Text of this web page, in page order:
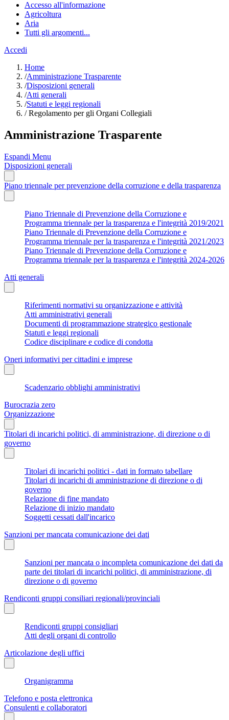
Accesso all'informazione
Agricoltura
Aria
Tutti gli argomenti...
Accedi
Home
/Amministrazione Trasparente
/Disposizioni generali
/Atti generali
/Statuti e leggi regionali
/Regolamento per gli Organi Collegiali
Amministrazione Trasparente
Espandi Menu
Disposizioni generali
Piano triennale per prevenzione della corruzione e della trasparenza
Piano Triennale di Prevenzione della Corruzione e
Programma triennale per la trasparenza e l'integrità 2019/2021
Piano Triennale di Prevenzione della Corruzione e
Programma triennale per la trasparenza e l'integrità 2021/2023
Piano Triennale di Prevenzione della Corruzione e
Programma triennale per la trasparenza e l'integrità 2024-2026
Atti generali
Riferimenti normativi su organizzazione e attività
Atti amministrativi generali
Documenti di programmazione strategico gestionale
Statuti e leggi regionali
Codice disciplinare e codice di condotta
Oneri informativi per cittadini e imprese
Scadenzario obblighi amministrativi
Burocrazia zero
Organizzazione
Titolari di incarichi politici, di amministrazione, di direzione o di
governo
Titolari di incarichi politici - dati in formato tabellare
Titolari di incarichi di amministrazione di direzione o di
governo
Relazione di fine mandato
Relazione di inizio mandato
Soggetti cessati dall'incarico
Sanzioni per mancata comunicazione dei dati
Sanzioni per mancata o incompleta comunicazione dei dati da
parte dei titolari di incarichi politici, di amministrazione, di
direzione o di governo
Rendiconti gruppi consiliari regionali/provinciali
Rendiconti gruppi consigliari
Atti degli organi di controllo
Articolazione degli uffici
Organigramma
Telefono e posta elettronica
Consulenti e collaboratori